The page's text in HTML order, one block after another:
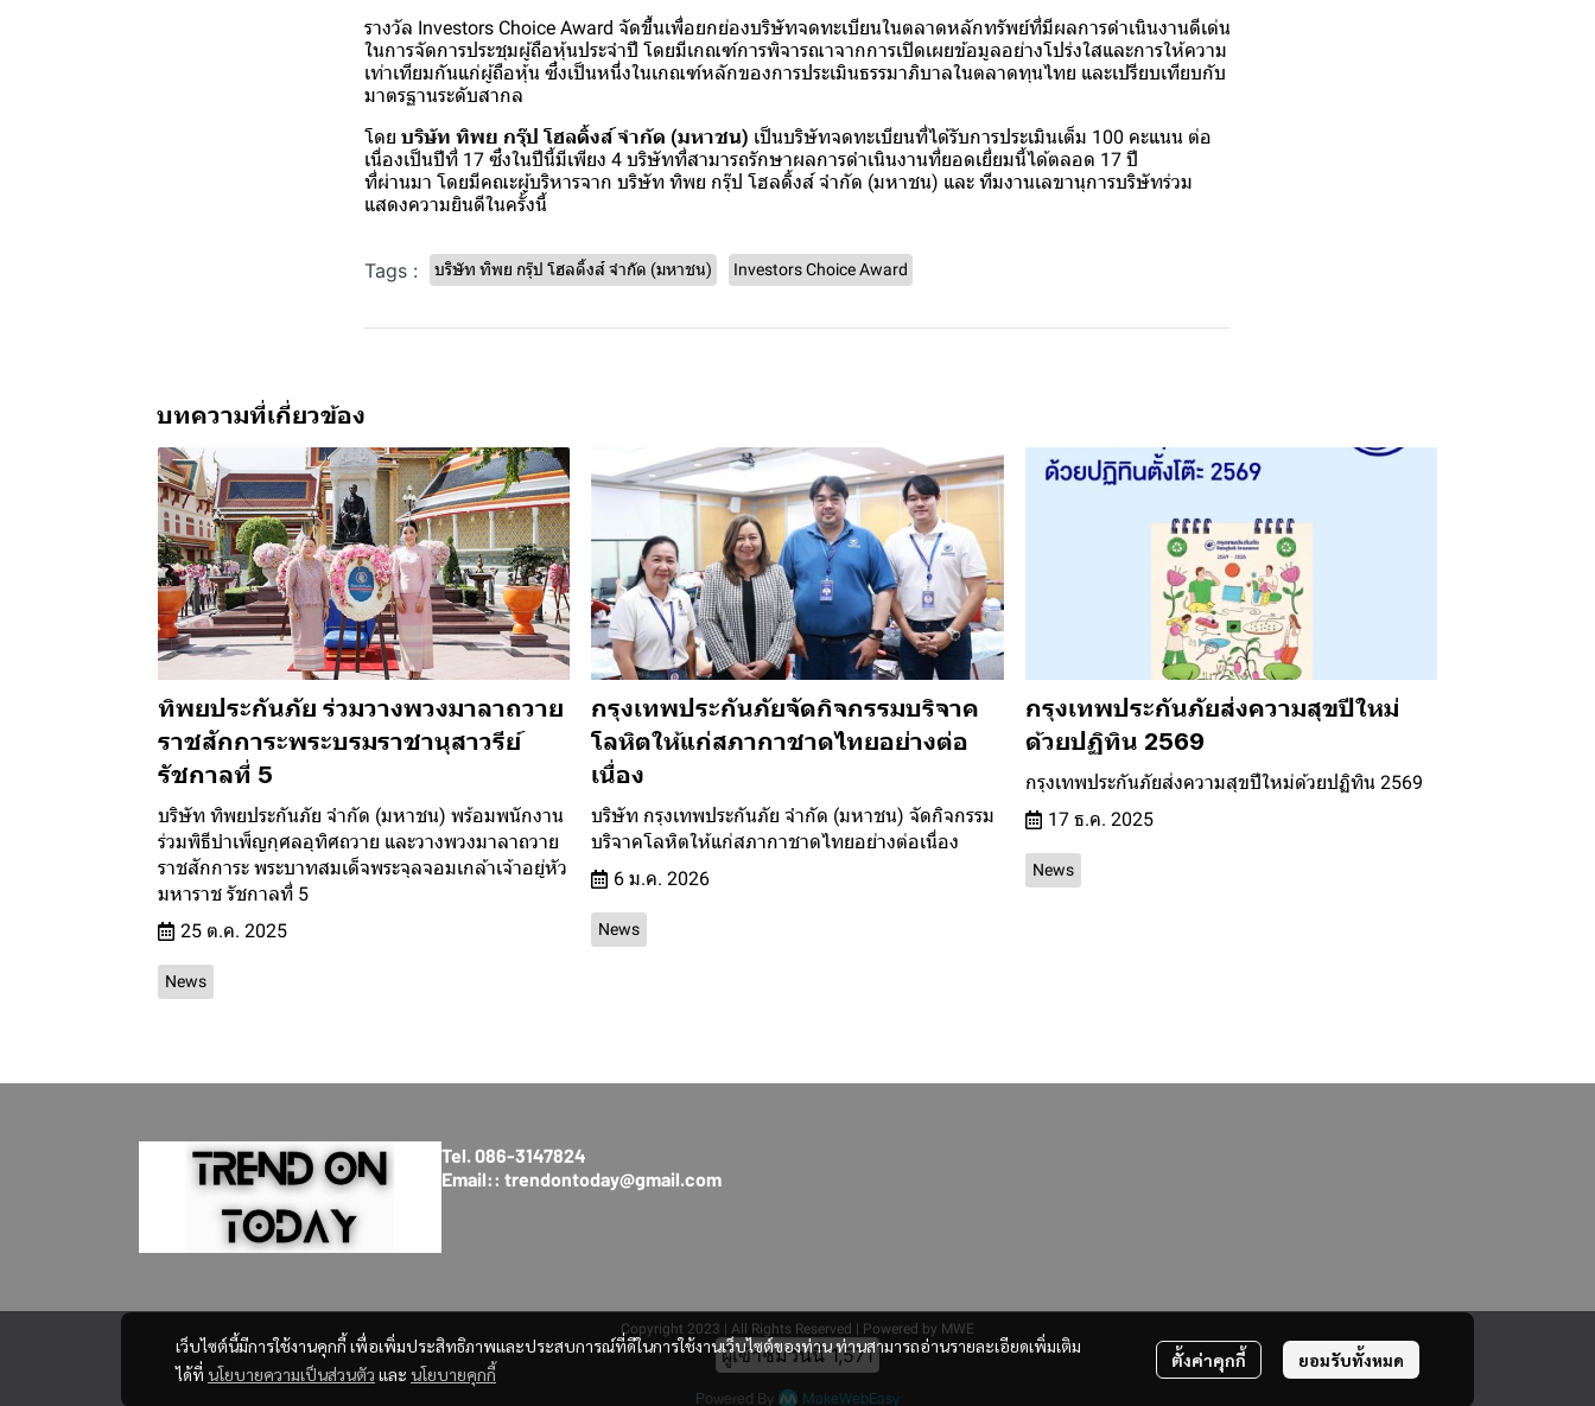
รางวัล Investors Choice Award จัดขึ้นเพื่อยกย่องบริษัทจดทะเบียนในตลาดหลักทรัพย์ที่มีผลการดำเนินงานดีเด่น
ในการจัดการประชุมผู้ถือหุ้นประจำปี โดยมีเกณฑ์การพิจารณาจากการเปิดเผยข้อมูลอย่างโปร่งใสและการให้ความ
เท่าเทียมกันแก่ผู้ถือหุ้น ซึ่งเป็นหนึ่งในเกณฑ์หลักของการประเมินธรรมาภิบาลในตลาดทุนไทย และเปรียบเทียบกับ
มาตรฐานระดับสากล
โดย บริษัท ทิพย กรุ๊ป โฮลดิ้งส์ จำกัด (มหาชน) เป็นบริษัทจดทะเบียนที่ได้รับการประเมินเต็ม 100 คะแนน ต่อ
เนื่องเป็นปีที่ 17 ซึ่งในปีนี้มีเพียง 4 บริษัทที่สามารถรักษาผลการดำเนินงานที่ยอดเยี่ยมนี้ได้ตลอด 17 ปี
ที่ผ่านมา โดยมีคณะผู้บริหารจาก บริษัท ทิพย กรุ๊ป โฮลดิ้งส์ จำกัด (มหาชน) และ ทีมงานเลขานุการบริษัทร่วม
แสดงความยินดีในครั้งนี้
Tags : บริษัท ทิพย กรุ๊ป โฮลดิ้งส์ จำกัด (มหาชน) Investors Choice Award
บทความที่เกี่ยวข้อง
ทิพยประกันภัย ร่วมวางพวงมาลาถวาย
ราชสักการะพระบรมราชานุสาวรีย์
รัชกาลที่ 5
บริษัท ทิพยประกันภัย จำกัด (มหาชน) พร้อมพนักงาน
ร่วมพิธีบำเพ็ญกุศลอุทิศถวาย และวางพวงมาลาถวาย
ราชสักการะ พระบาทสมเด็จพระจุลจอมเกล้าเจ้าอยู่หัว
มหาราช รัชกาลที่ 5
25 ต.ค. 2025
News
กรุงเทพประกันภัยจัดกิจกรรมบริจาค
โลหิตให้แก่สภากาชาดไทยอย่างต่อ
เนื่อง
บริษัท กรุงเทพประกันภัย จำกัด (มหาชน) จัดกิจกรรม
บริจาคโลหิตให้แก่สภากาชาดไทยอย่างต่อเนื่อง
6 ม.ค. 2026
News
กรุงเทพประกันภัยส่งความสุขปีใหม่
ด้วยปฏิทิน 2569
กรุงเทพประกันภัยส่งความสุขปีใหม่ด้วยปฏิทิน 2569
17 ธ.ค. 2025
News
เว็บไซต์นี้มีการใช้งานคุกกี้ เพื่อเพิ่มประสิทธิภาพและประสบการณ์ที่ดีในการใช้งานเว็บไซต์ของท่าน ท่านสามารถอ่านรายละเอียดเพิ่มเติม
ได้ที่ นโยบายความเป็นส่วนตัว และ นโยบายคุกกี้
ตั้งค่าคุกกี้ ยอมรับทั้งหมด
Tel. 086-3147824
Email:: trendontoday@gmail.com
Copyright 2023 | All Rights Reserved | Powered by MWE
ผู้เข้าชมวันนี้1,571
Powered By MakeWebEasy